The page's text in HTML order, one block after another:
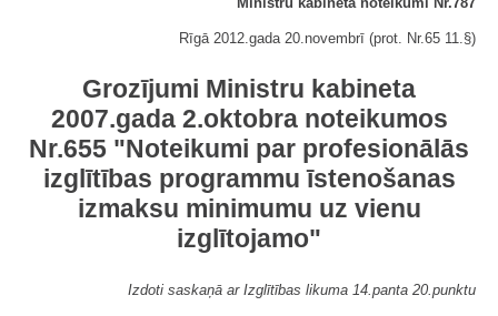
Rīgā 2012.gada 20.novembrī (prot. Nr.65 11.§)
Grozījumi Ministru kabineta
2007.gada 2.oktobra noteikumos
Nr.655 "Noteikumi par profesionālās
izglītības programmu īstenošanas
izmaksu minimumu uz vienu
izglītojamo"
Izdoti saskaņā ar Izglītības likuma 14.panta 20.punktu